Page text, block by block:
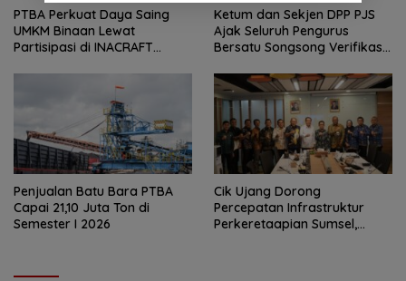
PTBA Perkuat Daya Saing
UMKM Binaan Lewat
Partisipasi di INACRAFT
Ketum dan Sekjen DPP PJS
Ajak Seluruh Pengurus
Bersatu Songsong Verifikasi
Penjualan Batu Bara PTBA
Capai 21,10 Juta Ton di
Semester I 2026
Cik Ujang Dorong
Percepatan Infrastruktur
Perkeretaapian Sumsel,